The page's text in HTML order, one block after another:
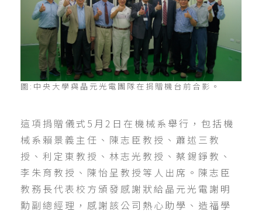
圖:中央大學與晶元光電團隊在捐贈機台前合影。
這項捐贈儀式5月2日在機械系舉行，包括機
械系賴景義主任、陳志臣教授、蕭述三教
授、利定東教授、林志光教授、蔡錫錚教、
李朱育教授、陳怡呈教授等人出席。陳志臣
教務長代表校方頒發感謝狀給晶元光電謝明
勳副總經理，感謝該公司熱心助學、造福學